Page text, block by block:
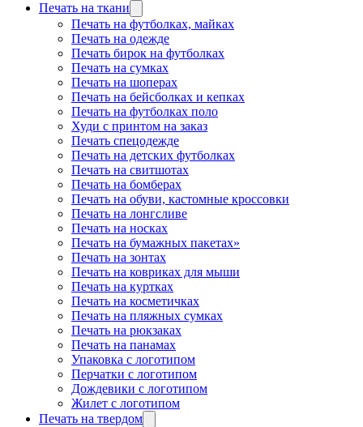
Печать на ткани
Печать на футболках, майках
Печать на одежде
Печать бирок на футболках
Печать на сумках
Печать на шоперах
Печать на бейсболках и кепках
Печать на футболках поло
Худи с принтом на заказ
Печать спецодежде
Печать на детских футболках
Печать на свитшотах
Печать на бомберах
Печать на обуви, кастомные кроссовки
Печать на лонгсливе
Печать на носках
Печать на бумажных пакетах»
Печать на зонтах
Печать на ковриках для мыши
Печать на куртках
Печать на косметичках
Печать на пляжных сумках
Печать на рюкзаках
Печать на панамах
Упаковка с логотипом
Перчатки с логотипом
Дождевики с логотипом
Жилет с логотипом
Печать на твердом